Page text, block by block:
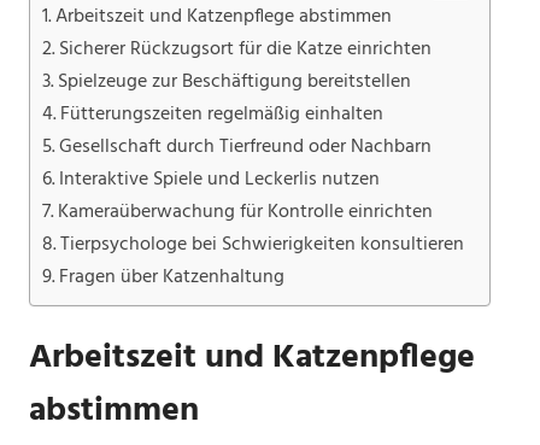
Arbeitszeit und Katzenpflege abstimmen
Sicherer Rückzugsort für die Katze einrichten
Spielzeuge zur Beschäftigung bereitstellen
Fütterungszeiten regelmäßig einhalten
Gesellschaft durch Tierfreund oder Nachbarn
Interaktive Spiele und Leckerlis nutzen
Kameraüberwachung für Kontrolle einrichten
Tierpsychologe bei Schwierigkeiten konsultieren
Fragen über Katzenhaltung
Arbeitszeit und Katzenpflege
abstimmen